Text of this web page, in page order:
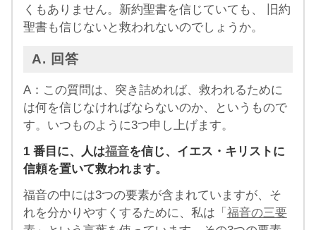
くもありません。新約聖書を信じていても、 旧約
聖書も信じないと救われないのでしょうか。
A. 回答
A：この質問は、突き詰めれば、救われるために
は何を信じなければならないのか、というもので
す。いつものように3つ申し上げます。
1 番目に、人は福音を信じ、イエス・キリストに
信頼を置いて救われます。
福音の中には3つの要素が含まれていますが、そ
れを分かりやすくするために、私は「 福音の三要